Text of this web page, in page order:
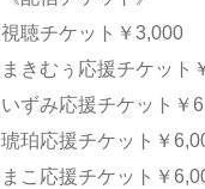
視聴チケット￥3,000
まきむぅ応援チケット
いずみ応援チケット￥
琥珀応援チケット￥
まこ応援チケット￥